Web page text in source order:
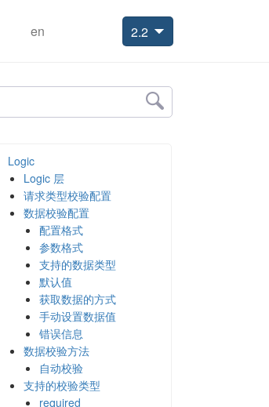
en 2.2
Logic
Logic 层
请求类型校验配置
数据校验配置
配置格式
参数格式
支持的数据类型
默认值
获取数据的方式
手动设置数据值
错误信息
数据校验方法
自动校验
支持的校验类型
required